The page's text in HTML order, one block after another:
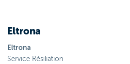
Eltrona
Eltrona
Service Résiliation